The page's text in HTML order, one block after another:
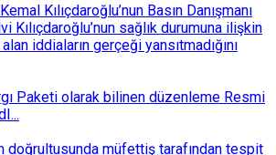
Kılıçdaroğlu’nun Basın Danışmanı
Kılıçdaroğlu’nun sağlık durumuna ilişkin
iddiaların gerçeği yansıtmadığını
Paketi olarak bilinen düzenleme Resmi
doğrultusunda müfettiş tarafından tespit